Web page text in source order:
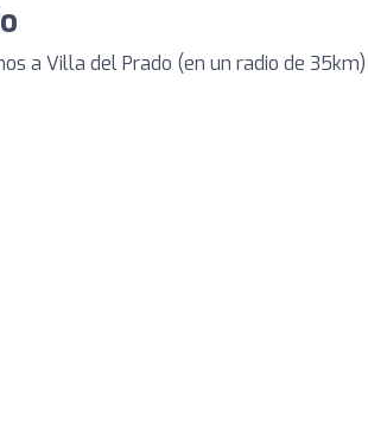
a Villa del Prado (en un radio de 35km)